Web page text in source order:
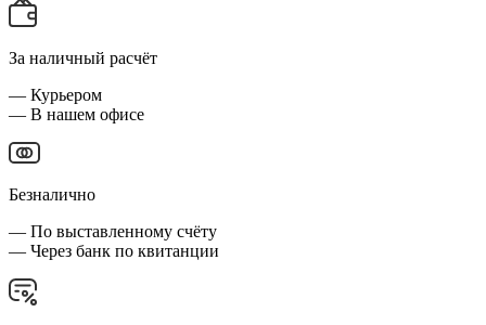
За наличный расчёт
— Курьером
— В нашем офисе
Безналично
— По выставленному счёту
— Через банк по квитанции